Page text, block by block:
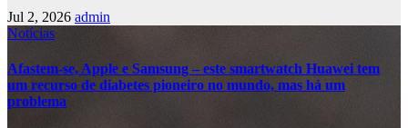
Jul 2, 2026 admin
Notícias
Afastem-se, Apple e Samsung – este smartwatch Huawei tem
um recurso de diabetes pioneiro no mundo, mas há um
problema